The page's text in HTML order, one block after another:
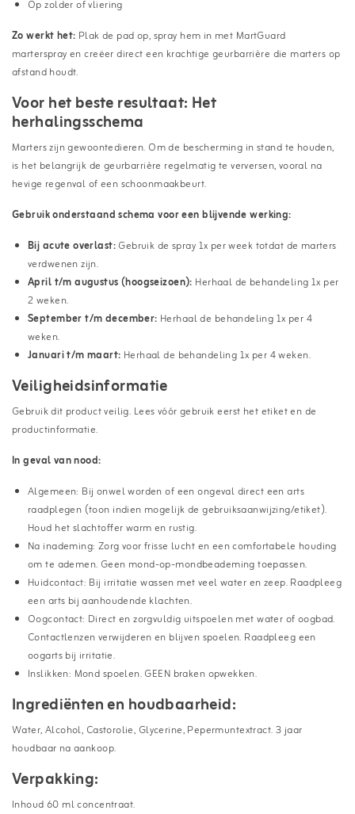
Op zolder of vliering
Zo werkt het: Plak de pad op, spray hem in met MartGuard
marterspray en creëer direct een krachtige geurbarrière die marters op
afstand houdt.
Voor het beste resultaat: Het
herhalingsschema
Marters zijn gewoontedieren. Om de bescherming in stand te houden,
is het belangrijk de geurbarrière regelmatig te verversen, vooral na
hevige regenval of een schoonmaakbeurt.
Gebruik onderstaand schema voor een blijvende werking:
Bij acute overlast:Gebruik de spray 1x per week totdat de marters
verdwenen zijn.
April t/m augustus (hoogseizoen): Herhaal de behandeling 1x per
2 weken.
September t/m december: Herhaal de behandeling 1x per 4
weken.
Januari t/m maart: Herhaal de behandeling 1x per 4 weken.
Veiligheidsinformatie
Gebruik dit product veilig. Lees vóór gebruik eerst het etiket en de
productinformatie.
In geval van nood:
Algemeen: Bij onwel worden of een ongeval direct een arts
raadplegen (toon indien mogelijk de gebruiksaanwijzing/etiket).
Houd het slachtoffer warm en rustig.
Na inademing: Zorg voor frisse lucht en een comfortabele houding
om te ademen. Geen mond-op-mondbeademing toepassen.
Huidcontact: Bij irritatie wassen met veel water en zeep. Raadpleeg
een arts bij aanhoudende klachten.
Oogcontact: Direct en zorgvuldig uitspoelen met water of oogbad.
Contactlenzen verwijderen en blijven spoelen. Raadpleeg een
oogarts bij irritatie.
Inslikken: Mond spoelen. GEEN braken opwekken.
Ingrediënten en houdbaarheid:
Water, Alcohol, Castorolie, Glycerine, Pepermuntextract. 3 jaar
houdbaar na aankoop.
Verpakking:
Inhoud 60 ml concentraat.